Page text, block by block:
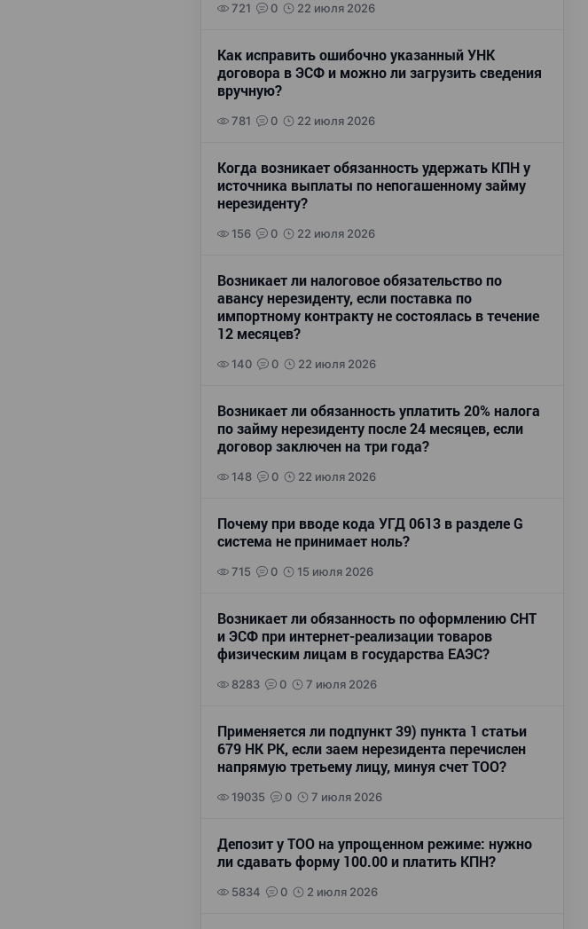
721 0 22 июля 2026
Как исправить ошибочно указанный УНК
договора в ЭСФ и можно ли загрузить сведения
вручную?
781 0 22 июля 2026
Когда возникает обязанность удержать КПН у
источника выплаты по непогашенному займу
нерезиденту?
156 0 22 июля 2026
Возникает ли налоговое обязательство по
авансу нерезиденту, если поставка по
импортному контракту не состоялась в течение
12 месяцев?
140 0 22 июля 2026
Возникает ли обязанность уплатить 20% налога
по займу нерезиденту после 24 месяцев, если
договор заключен на три года?
148 0 22 июля 2026
Почему при вводе кода УГД 0613 в разделе G
система не принимает ноль?
715 0 15 июля 2026
Возникает ли обязанность по оформлению СНТ
и ЭСФ при интернет-реализации товаров
физическим лицам в государства ЕАЭС?
8283 0 7 июля 2026
Применяется ли подпункт 39) пункта 1 статьи
679 НК РК, если заем нерезидента перечислен
напрямую третьему лицу, минуя счет ТОО?
19035 0 7 июля 2026
Депозит у ТОО на упрощенном режиме: нужно
ли сдавать форму 100.00 и платить КПН?
5834 0 2 июля 2026